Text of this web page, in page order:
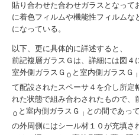
貼り合わせた合わせガラスとなって
に着色フィルムや機能性フィルムな
になっている。
以下、更に具体的に詳述すると、
前記複層ガラスＧは、詳細には図４
室外側ガラスＧ Ｏ と室内側ガラスＧ Ｉ
て配設されたスペーサ４を介し所定
れた状態で組み合わされたもので、
Ｏ と室内側ガラスＧ Ｉ との間であっ
の外周側にはシール材１０が充填さ